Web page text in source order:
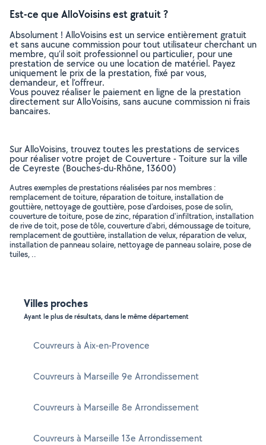
Est-ce que AlloVoisins est gratuit ?
Absolument ! AlloVoisins est un service entièrement gratuit
et sans aucune commission pour tout utilisateur cherchant un
membre, qu’il soit professionnel ou particulier, pour une
prestation de service ou une location de matériel. Payez
uniquement le prix de la prestation, fixé par vous,
demandeur, et l’offreur.
Vous pouvez réaliser le paiement en ligne de la prestation
directement sur AlloVoisins, sans aucune commission ni frais
bancaires.
Sur AlloVoisins, trouvez toutes les prestations de services
pour réaliser votre projet de Couverture - Toiture sur la ville
de Ceyreste (Bouches-du-Rhône, 13600)
Autres exemples de prestations réalisées par nos membres :
remplacement de toiture, réparation de toiture, installation de
gouttière, nettoyage de gouttière, pose d'ardoises, pose de solin,
couverture de toiture, pose de zinc, réparation d'infiltration, installation
de rive de toit, pose de tôle, couverture d'abri, démoussage de toiture,
remplacement de gouttière, installation de velux, réparation de velux,
installation de panneau solaire, nettoyage de panneau solaire, pose de
tuiles, ..
Villes proches
Ayant le plus de résultats, dans le même département
Couvreurs à Aix-en-Provence
Couvreurs à Marseille 9e Arrondissement
Couvreurs à Marseille 8e Arrondissement
Couvreurs à Marseille 13e Arrondissement